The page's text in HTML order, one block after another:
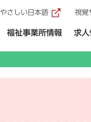
福祉事業所情報 求人
（外部リンク）
やさしい日本語 （外
視覚